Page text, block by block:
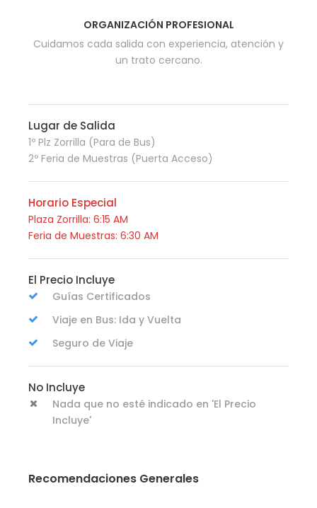
ORGANIZACIÓN PROFESIONAL
Cuidamos cada salida con experiencia, atención y
un trato cercano.
Lugar de Salida
1º Plz Zorrilla (Para de Bus)
2º Feria de Muestras (Puerta Acceso)
Horario Especial
Plaza Zorrilla: 6:15 AM
Feria de Muestras: 6:30 AM
El Precio Incluye
Guías Certificados
Viaje en Bus: Ida y Vuelta
Seguro de Viaje
No Incluye
Nada que no esté indicado en 'El Precio
Incluye'
Recomendaciones Generales